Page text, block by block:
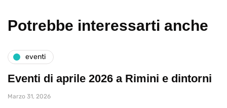
Potrebbe interessarti anche
eventi
Eventi di aprile 2026 a Rimini e dintorni
Marzo 31, 2026